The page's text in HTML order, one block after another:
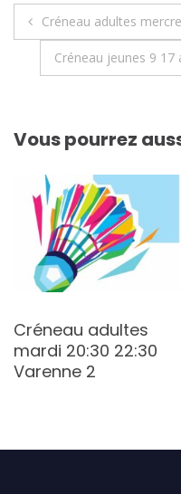
Navigation
Créneau adultes
Créneau jeunes 9 17
Vous pourrez
Créneau adultes
mardi 20:30 22:30
Varenne 2